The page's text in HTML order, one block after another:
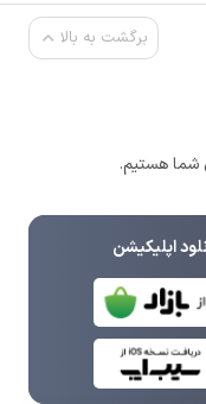
برگشت به بالا
اپلیکیشن